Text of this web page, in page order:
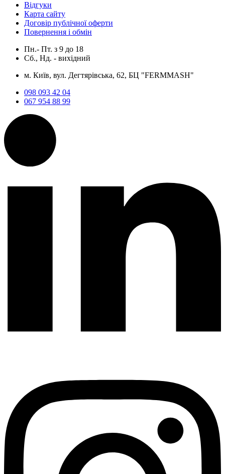
Відгуки
Карта сайту
Договір публічної оферти
Повернення і обмін
Пн.- Пт. з 9 до 18
Сб., Нд. - вихідний
м. Київ, вул. Дегтярівська, 62, БЦ "FERMMASH"
098 093 42 04
067 954 88 99